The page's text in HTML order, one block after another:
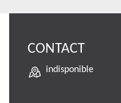
CONTACT
indisponible